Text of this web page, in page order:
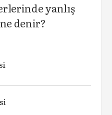
yanlış
denir?